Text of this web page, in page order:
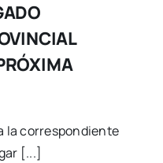
la correspondiente
[...]